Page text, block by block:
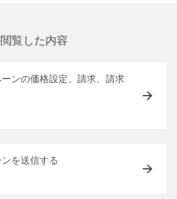
覧した内容
ンの価格設定、請求、請求
を送信する